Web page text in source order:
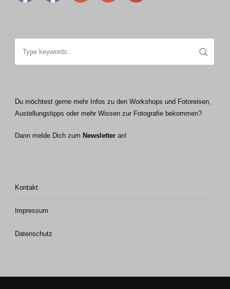
Du möchtest gerne mehr Infos zu den Workshops und Fotoreisen,
Austellungstipps oder mehr Wissen zur Fotografie bekommen?
Dann melde Dich zum Newsletter an!
Kontakt
Impressum
Datenschutz